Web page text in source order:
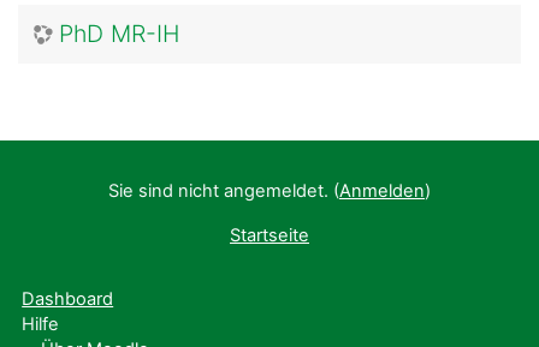
PhD MR-IH
Sie sind nicht angemeldet. (Anmelden)
Startseite
Dashboard
Hilfe